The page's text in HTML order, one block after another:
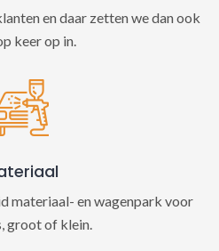
en daar zetten we dan ook
keer op in.
materiaal- en wagenpark voor
groot of klein.